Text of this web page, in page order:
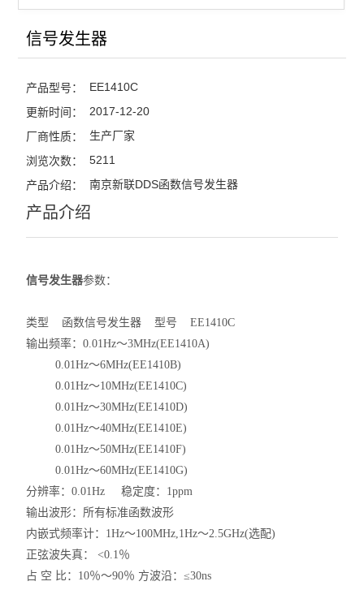
信号发生器
产品型号： EE1410C
更新时间： 2017-12-20
厂商性质： 生产厂家
浏览次数： 5211
产品介绍： 南京新联DDS函数信号发生器
产品介绍
信号发生器参数：
类型 函数信号发生器 型号 EE1410C
输出频率：0.01Hz～3MHz(EE1410A)
0.01Hz～6MHz(EE1410B)
0.01Hz～10MHz(EE1410C)
0.01Hz～30MHz(EE1410D)
0.01Hz～40MHz(EE1410E)
0.01Hz～50MHz(EE1410F)
0.01Hz～60MHz(EE1410G)
分辨率：0.01Hz 稳定度：1ppm
输出波形：所有标准函数波形
内嵌式频率计：1Hz～100MHz,1Hz～2.5GHz(选配)
正弦波失真： <0.1％
占 空 比：10％～90％ 方波沿：≤30ns